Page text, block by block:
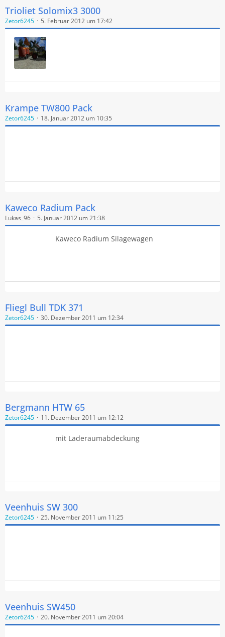
Trioliet Solomix3 3000
Zetor6245 5. Februar 2012 um 17:42
Krampe TW800 Pack
Zetor6245 18. Januar 2012 um 10:35
Kaweco Radium Pack
Lukas_96 5. Januar 2012 um 21:38
Kaweco Radium Silagewagen
Fliegl Bull TDK 371
Zetor6245 30. Dezember 2011 um 12:34
Bergmann HTW 65
Zetor6245 11. Dezember 2011 um 12:12
mit Laderaumabdeckung
Veenhuis SW 300
Zetor6245 25. November 2011 um 11:25
Veenhuis SW450
Zetor6245 20. November 2011 um 20:04